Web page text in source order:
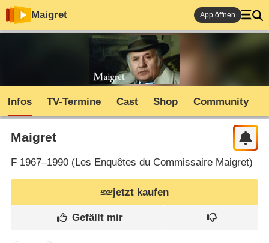
Maigret App öffnen
Infos TV-Termine Cast Shop Community
Maigret
F1967–1990 (Les Enquêtes du Commissaire Maigret)
jetzt kaufen